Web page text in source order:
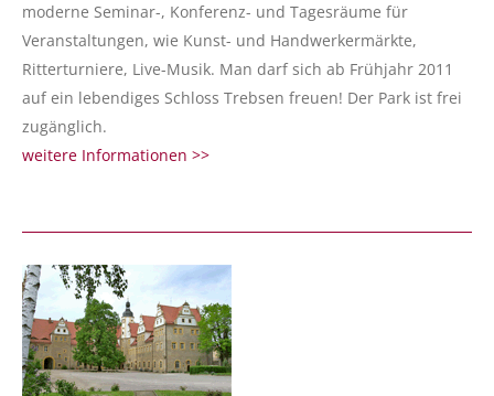
moderne Seminar-, Konferenz- und Tagesräume für
Veranstaltungen, wie Kunst- und Handwerkermärkte,
Ritterturniere, Live-Musik. Man darf sich ab Frühjahr 2011
auf ein lebendiges Schloss Trebsen freuen! Der Park ist frei
zugänglich.
weitere Informationen >>